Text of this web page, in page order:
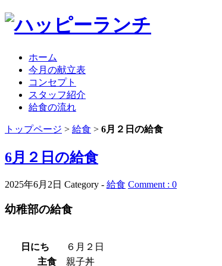
ホーム
今月の献立表
コンセプト
スタッフ紹介
給食の流れ
トップページ > 給食 > 6月２日の給食
6月２日の給食
2025年6月2日 Category - 給食 Comment : 0
幼稚部の給食
日にち ６月２日
主食
親子丼